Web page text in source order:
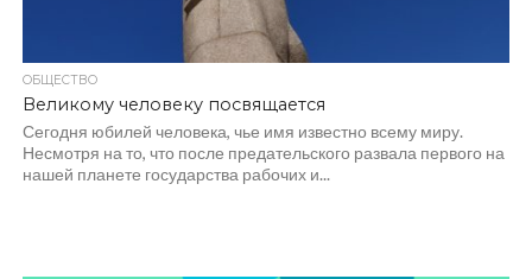
ОБЩЕСТВО
Великому человеку посвящается
Сегодня юбилей человека, чье имя известно всему миру.
Несмотря на то, что после предательского развала первого на
нашей планете государства рабочих и...